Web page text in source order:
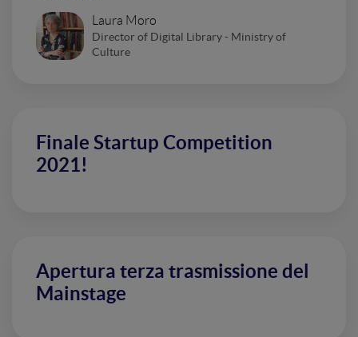
Laura Moro
Director of Digital Library - Ministry of
Culture
Finale Startup Competition
2021!
Apertura terza trasmissione del
Mainstage